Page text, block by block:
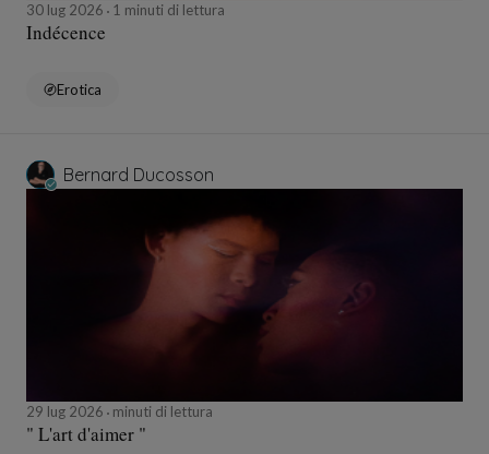
30 lug 2026 1 minuti di lettura
Indécence
Erotica
Bernard Ducosson
29 lug 2026 minuti di lettura
" L'art d'aimer "